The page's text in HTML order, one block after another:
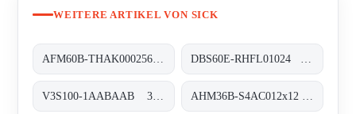
WEITERE ARTIKEL VON SICK